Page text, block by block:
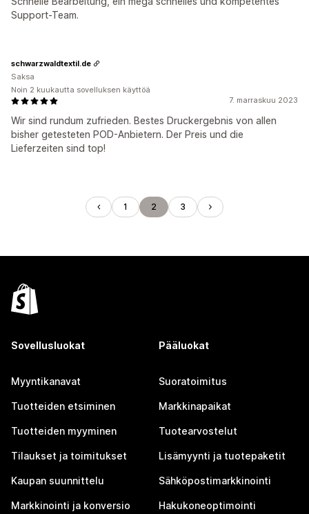
Support-Team.
7. marraskuu 2023
Wir sind rundum zufrieden. Bestes Druckergebnis von allen
bisher getesteten POD-Anbietern. Der Preis und die
Lieferzeiten sind top!
schwarzwaldtextil.de
Saksa
Noin 2 kuukautta sovelluksen käyttöä
1 2 3
Sovellusluokat
Myyntikanavat
Tuotteiden etsiminen
Tuotteiden myyminen
Tilaukset ja toimitukset
Kaupan suunnittelu
Markkinointi ja konversio
Pääluokat
Suoratoimitus
Markkinapaikat
Tuotearvostelut
Lisämyynti ja tuotepaketit
Sähköpostimarkkinointi
Hakukoneoptimointi